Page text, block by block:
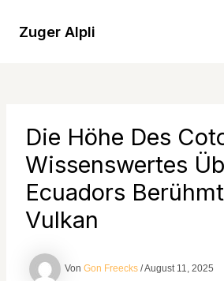
Inhalt
springen
Zuger Alpli
Die Höhe Des
Wissenswertes
Ecuadors
Vulkan
Von Gon Freecks /August 11, 2025